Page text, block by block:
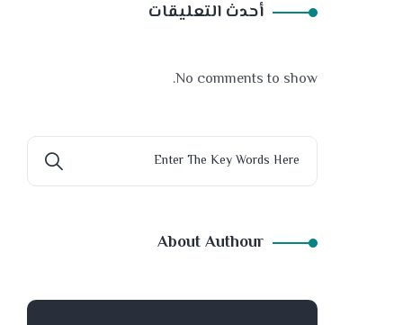
أحدث التعليقات
No comments to show.
About Authour